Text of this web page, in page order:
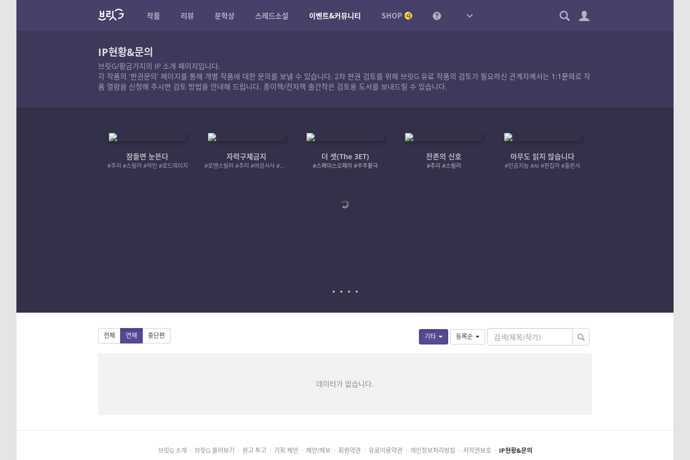
작품 리뷰 문학상 스레드소설 이벤트&커뮤니티 SHOP
IP현황&문의
브릿G/황금가지의 IP 소개 페이지입니다.
각 작품의 '판권문의' 페이지를 통해 개별 작품에 대한 문의를 보낼 수 있습니다. 2차 판권 검토를 위해 브릿G 유료 작품의 검토가 필요하신 관계자께서는 1:1문의로 작
품 열람을 신청해 주시면 검토 방법을 안내해 드립니다. 종이책/전자책 출간작은 검토용 도서를 보내드릴 수 있습니다.
잠들면 눈뜬다
#추리 #스릴러 #악인 #로드레이지
자력구제금지
#로맨스릴러 #추리 #여성서사 #사적제재
더 셋(The 3ET)
#스페이스오페라 #우주활극
잔존의 신호
#추리 #스릴러
아무도 읽지 않습니다
#인공지능 #AI #편집자 #출판사
기타 등록순
전체 연재 중단편
데이터가 없습니다.
브릿G 소개 · 브릿G 둘러보기 · 원고 투고 · 기획 제안 · 제안/제보 · 회원약관 · 유료이용약관 · 개인정보처리방침 · 저작권보호 · IP현황&문의